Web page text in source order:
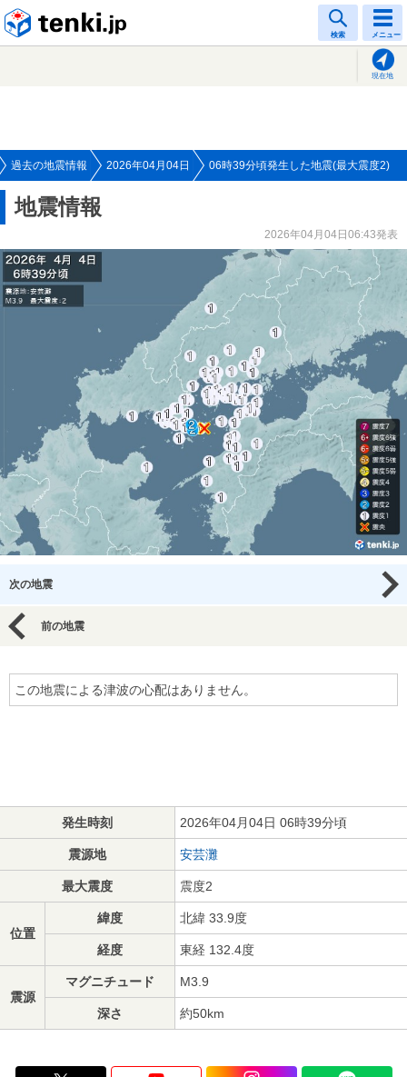
検索 メニュー
現在地
過去の地震情報 2026年04月04日 06時39分頃発生した地震(最大震度2)
地震情報
2026年04月04日06:43発表
次の地震
前の地震
この地震による津波の心配はありません。
発生時刻 2026年04月04日 06時39分頃
震源地 安芸灘
最大震度 震度2
位置
緯度 北緯 33.9度
経度 東経 132.4度
震源
マグニチュード M3.9
深さ 約50km